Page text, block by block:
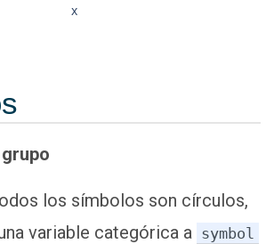
x
los símbolos son círculos,
variable categórica a symbol